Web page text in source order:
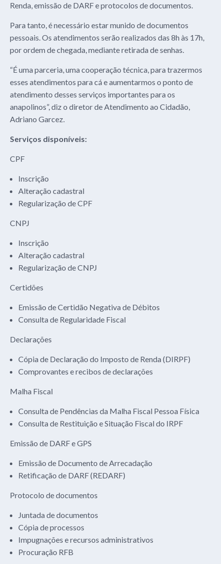
Renda, emissão de DARF e protocolos de documentos.
Para tanto, é necessário estar munido de documentos
pessoais. Os atendimentos serão realizados das 8h às 17h,
por ordem de chegada, mediante retirada de senhas.
“É uma parceria, uma cooperação técnica, para trazermos
esses atendimentos para cá e aumentarmos o ponto de
atendimento desses serviços importantes para os
anapolinos”, diz o diretor de Atendimento ao Cidadão,
Adriano Garcez.
Serviços disponíveis:
CPF
Inscrição
Alteração cadastral
Regularização de CPF
CNPJ
Inscrição
Alteração cadastral
Regularização de CNPJ
Certidões
Emissão de Certidão Negativa de Débitos
Consulta de Regularidade Fiscal
Declarações
Cópia de Declaração do Imposto de Renda (DIRPF)
Comprovantes e recibos de declarações
Malha Fiscal
Consulta de Pendências da Malha Fiscal Pessoa Física
Consulta de Restituição e Situação Fiscal do IRPF
Emissão de DARF e GPS
Emissão de Documento de Arrecadação
Retificação de DARF (REDARF)
Protocolo de documentos
Juntada de documentos
Cópia de processos
Impugnações e recursos administrativos
Procuração RFB